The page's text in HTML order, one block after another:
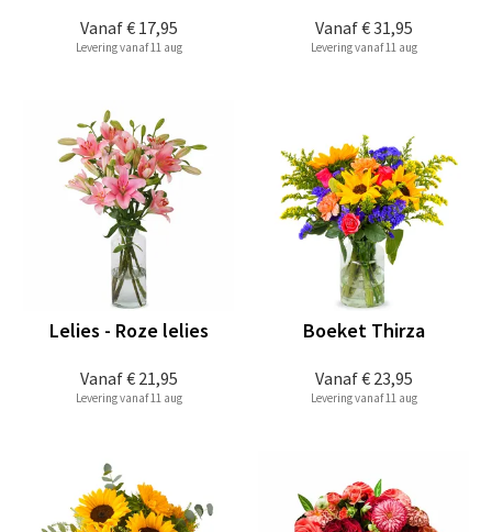
Vanaf€ 17,95
Levering vanaf 11 aug
Vanaf€ 31,95
Levering vanaf 11 aug
Vanaf€ 21,95
Lelies - Roze lelies
Levering vanaf 11 aug
Vanaf€ 23,95
Boeket Thirza
Levering vanaf 11 aug